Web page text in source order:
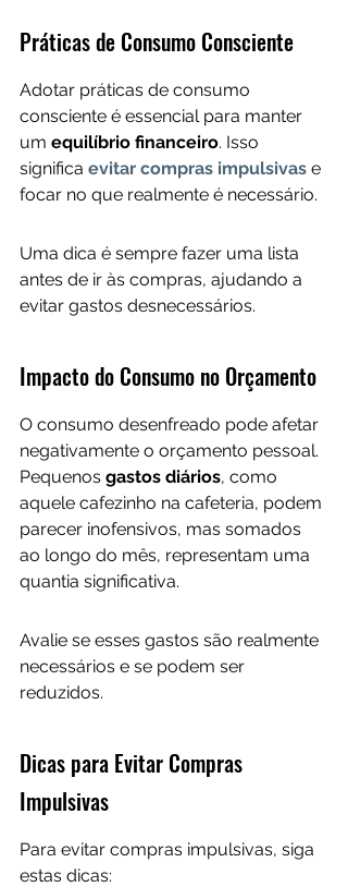
Práticas de Consumo Consciente
Adotar práticas de consumo
consciente é essencial para manter
um equilíbrio financeiro. Isso
significa evitar compras impulsivas e
focar no que realmente é necessário.
Uma dica é sempre fazer uma lista
antes de ir às compras, ajudando a
evitar gastos desnecessários.
Impacto do Consumo no Orçamento
O consumo desenfreado pode afetar
negativamente o orçamento pessoal.
Pequenos gastos diários, como
aquele cafezinho na cafeteria, podem
parecer inofensivos, mas somados
ao longo do mês, representam uma
quantia significativa.
Avalie se esses gastos são realmente
necessários e se podem ser
reduzidos.
Dicas para Evitar Compras
Impulsivas
Para evitar compras impulsivas, siga
estas dicas: